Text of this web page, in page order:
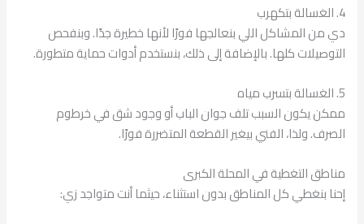
4. الغسالة بتكهرب
دي من المشاكل اللي بنعالجها فورًا لأنها خطيرة جدًا. وبنفحص
التوصيلات كلها. بالإضافة إلى ذلك، بنستخدم أدوات حماية متطورة.
5. الغسالة بتسرب مياه
ممكن يكون السبب تلف جوان الباب أو وجود شق في خرطوم
الصرف. ولذا، الفني بيغير القطعة المتضررة فورًا.
مناطق التغطية في المحلة الكبرى
إحنا بنغطي كل المناطق بدون استثناء، حيثما أنت متواجد زي: